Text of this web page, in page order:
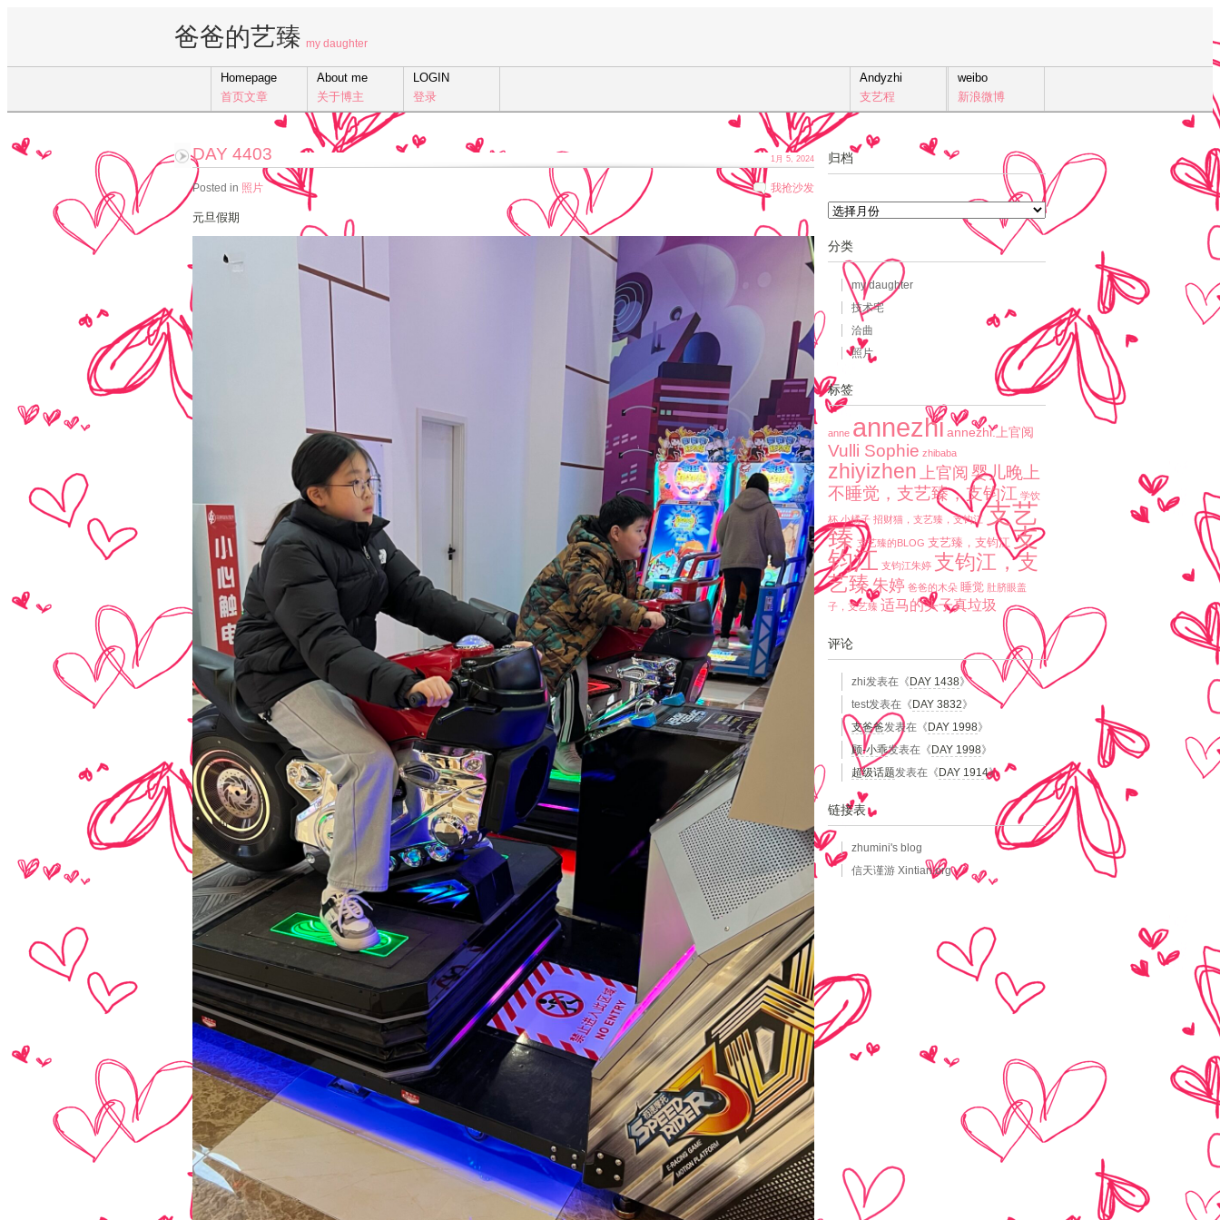
爸爸的艺臻 my daughter
Homepage
首页文章
About me
关于博主
LOGIN
登录
weibo
新浪微博
Andyzhi
支艺程
DAY 4403
Posted in 照片 我抢沙发
元旦假期
1月 5, 2024 归档
档
分类
my daughter
技术宅
洽曲
照片
标签
anne annezhi annezhi.上官阅
Vulli Sophie zhibaba
zhiyizhen 上官阅 婴儿晚上
不睡觉，支艺臻，支钧江 学饮
杯 小橘子 招财猫，支艺臻，支钧江 支艺
臻 支艺臻的BLOG 支艺臻，支钧江 支
钧江 支钧江朱婷 支钧江，支
艺臻朱婷 爸爸的木朵 睡觉 肚脐眼盖
子，支艺臻 适马的头子真垃圾
评论
zhi发表在《 DAY 1438》
test发表在《 DAY 3832》
支爸爸发表在《 DAY 1998》
顾-小乖发表在《 DAY 1998》
超级话题发表在《 DAY 1914》
链接表
zhumini's blog
信天谨游 Xintian.org